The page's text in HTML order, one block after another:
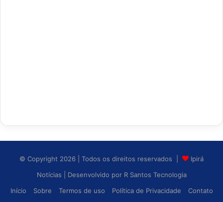
© Copyright 2026 | Todos os direitos reservados |
Ipirá
Notícias
| Desenvolvido por R Santos Tecnologia
Início
Sobre Termos de uso Política de Privacidade Contato